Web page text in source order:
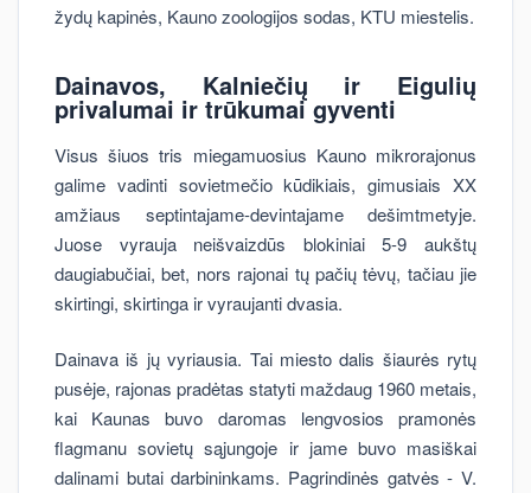
žydų kapinės, Kauno zoologijos sodas, KTU miestelis.
Dainavos, Kalniečių ir Eigulių
privalumai ir trūkumai gyventi
Visus šiuos tris miegamuosius Kauno mikrorajonus
galime vadinti sovietmečio kūdikiais, gimusiais XX
amžiaus septintajame-devintajame dešimtmetyje.
Juose vyrauja neišvaizdūs blokiniai 5-9 aukštų
daugiabučiai, bet, nors rajonai tų pačių tėvų, tačiau jie
skirtingi, skirtinga ir vyraujanti dvasia.
Dainava iš jų vyriausia. Tai miesto dalis šiaurės rytų
pusėje, rajonas pradėtas statyti maždaug 1960 metais,
kai Kaunas buvo daromas lengvosios pramonės
flagmanu sovietų sąjungoje ir jame buvo masiškai
dalinami butai darbininkams. Pagrindinės gatvės - V.